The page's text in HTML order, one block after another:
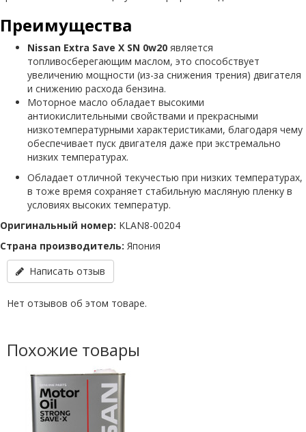
Преимущества
Nissan Extra Save X SN 0w20 является
топливосберегающим маслом, это способствует
увеличению мощности (из-за снижения трения) двигателя
и снижению расхода бензина.
Моторное масло обладает высокими
антиокислительными свойствами и прекрасными
низкотемпературными характеристиками, благодаря чему
обеспечивает пуск двигателя даже при экстремально
низких температурах.
Обладает отличной текучестью при низких температурах,
в тоже время сохраняет стабильную масляную пленку в
условиях высоких температур.
Оригинальный номер: KLAN8-00204
Страна производитель: Япония
Написать отзыв
Нет отзывов об этом товаре.
Похожие товары